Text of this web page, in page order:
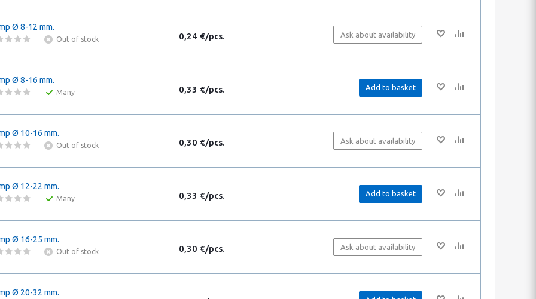
Ø 8-12 mm.
Out of stock 0,24 €/pcs. Ask about availability
Ø 8-16 mm.
Many 0,33 €/pcs. Add to basket
Ø 10-16 mm.
Out of stock 0,30 €/pcs. Ask about availability
Ø 12-22 mm.
Many 0,33 €/pcs. Add to basket
Ø 16-25 mm.
Out of stock 0,30 €/pcs. Ask about availability
Ø 20-32 mm.